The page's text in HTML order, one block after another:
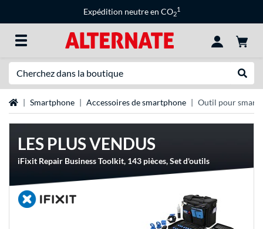
Expédition neutre en CO2
1
Page d'accueil
Smartphone Accessoires de smartphone Outil pour
LES PLUS VENDUS
iFixit Repair Business Toolkit, 143 pièces, Set d'outils